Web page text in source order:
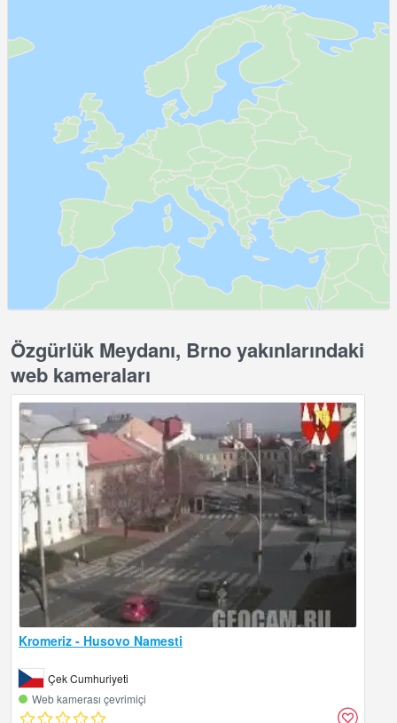
Özgürlük Meydanı, Brno yakınlarındaki
web kameraları
Kromeriz - Husovo Namesti
Çek Cumhuriyeti
Web kamerası çevrimiçi